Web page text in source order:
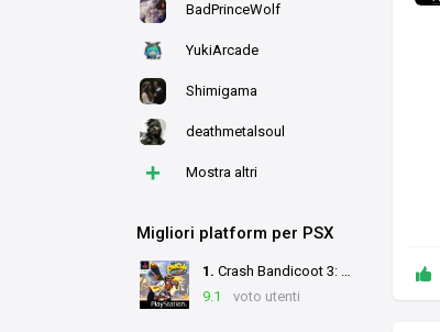
BadPrinceWolf
YukiArcade
Shimigama
deathmetalsoul
+ Mostra altri
Migliori platform per PSX
1. Crash Bandicoot 3: Warped
9.1
voto utenti